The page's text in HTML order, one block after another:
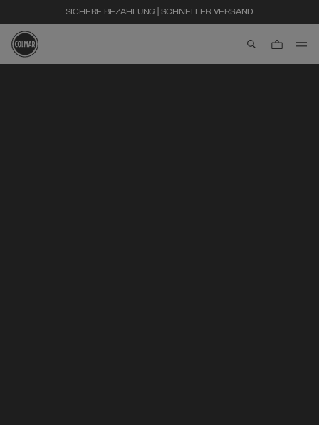
SICHERE BEZAHLUNG | SCHNELLER VERSAND